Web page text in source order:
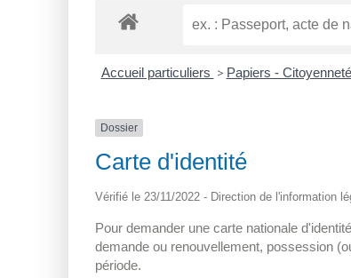
Accueil particuliers > Papiers -
Dossier
Carte d'identité
Vérifié le 23/11/2022 - Direction de l'information
Pour demander une carte nationale
demande ou renouvellement, possession
période.